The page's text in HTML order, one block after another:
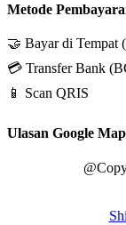
Metode
🤝 Bayar di Tempat
💳 Transfer Bank
📱 Scan QRIS
Ulasan Google